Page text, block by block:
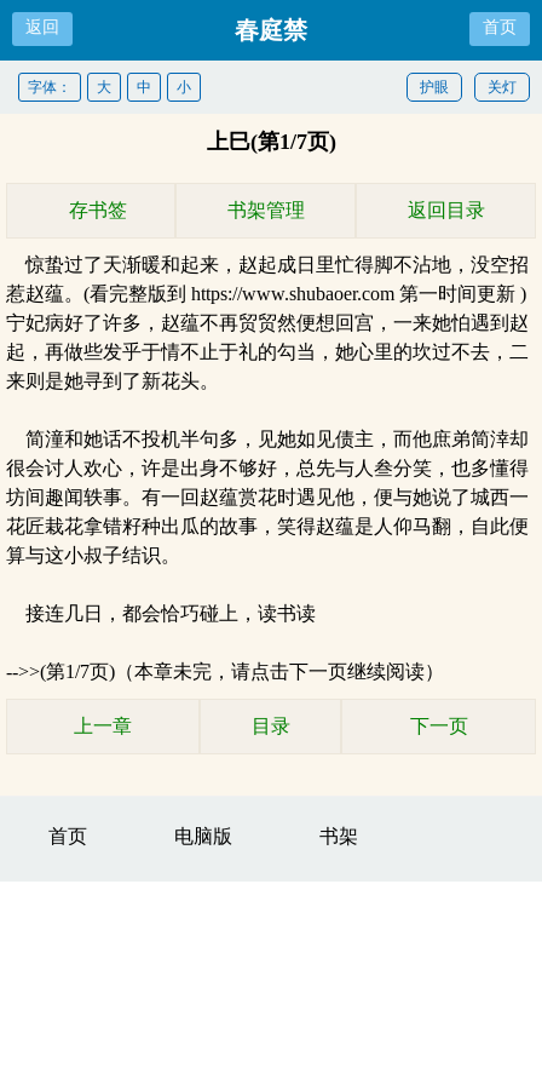
返回 春庭禁 首页
关灯
护眼
字体： 大 中 小
上巳(第1/7页)
存书签 书架管理 返回目录
惊蛰过了天渐暖和起来，赵起成日里忙得脚不沾地，没空招
惹赵蕴。(看完整版到 https://www.shubaoer.com 第一时间更新 )
宁妃病好了许多，赵蕴不再贸贸然便想回宫，一来她怕遇到赵
起，再做些发乎于情不止于礼的勾当，她心里的坎过不去，二
来则是她寻到了新花头。
简潼和她话不投机半句多，见她如见债主，而他庶弟简涬却
很会讨人欢心，许是出身不够好，总先与人叁分笑，也多懂得
坊间趣闻轶事。有一回赵蕴赏花时遇见他，便与她说了城西一
花匠栽花拿错籽种出瓜的故事，笑得赵蕴是人仰马翻，自此便
算与这小叔子结识。
接连几日，都会恰巧碰上，读书读
-->>(第1/7页)（本章未完，请点击下一页继续阅读）
上一章 目录 下一页
首页 电脑版 书架